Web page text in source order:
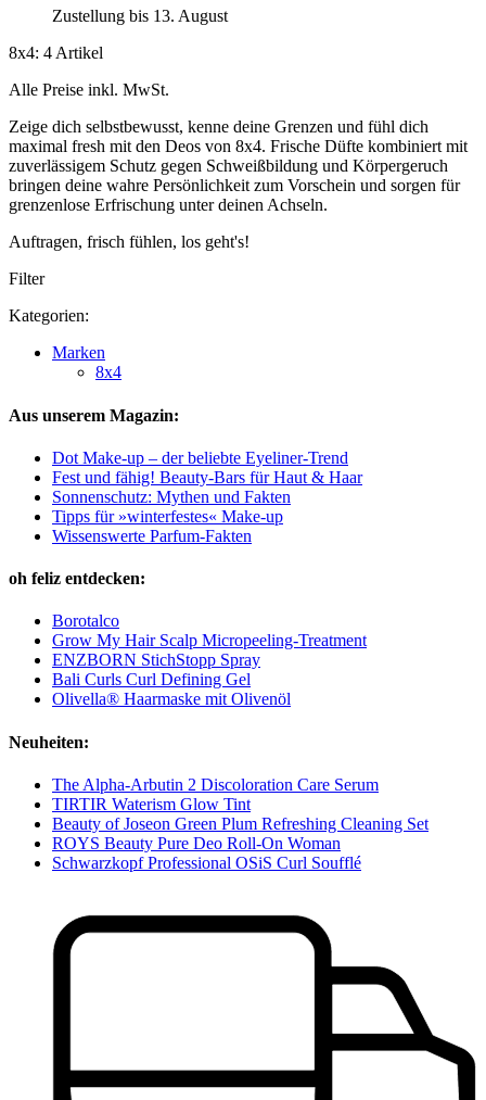
Zustellung bis 13. August
8x4: 4 Artikel
Alle Preise inkl. MwSt.
Zeige dich selbstbewusst, kenne deine Grenzen und fühl dich
maximal fresh mit den Deos von 8x4. Frische Düfte kombiniert mit
zuverlässigem Schutz gegen Schweißbildung und Körpergeruch
bringen deine wahre Persönlichkeit zum Vorschein und sorgen für
grenzenlose Erfrischung unter deinen Achseln.
Auftragen, frisch fühlen, los geht's!
Filter
Kategorien:
Marken
8x4
Aus unserem Magazin:
Dot Make-up – der beliebte Eyeliner-Trend
Fest und fähig! Beauty-Bars für Haut & Haar
Sonnenschutz: Mythen und Fakten
Tipps für »winterfestes« Make-up
Wissenswerte Parfum-Fakten
oh feliz entdecken:
Borotalco
Grow My Hair Scalp Micropeeling-Treatment
ENZBORN StichStopp Spray
Bali Curls Curl Defining Gel
Olivella® Haarmaske mit Olivenöl
Neuheiten:
The Alpha-Arbutin 2 Discoloration Care Serum
TIRTIR Waterism Glow Tint
Beauty of Joseon Green Plum Refreshing Cleaning Set
ROYS Beauty Pure Deo Roll-On Woman
Schwarzkopf Professional OSiS Curl Soufflé